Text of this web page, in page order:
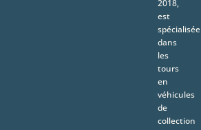
2018,
est
spécialisée
dans
les
tours
en
véhicules
de
collection